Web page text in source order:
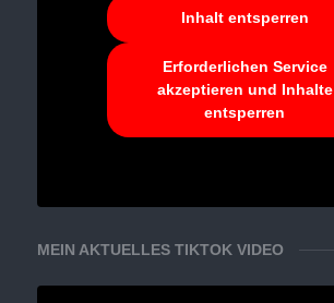
Inhalt entsperren
Erforderlichen Service
akzeptieren und Inhalte
entsperren
MEIN AKTUELLES TIKTOK VIDEO